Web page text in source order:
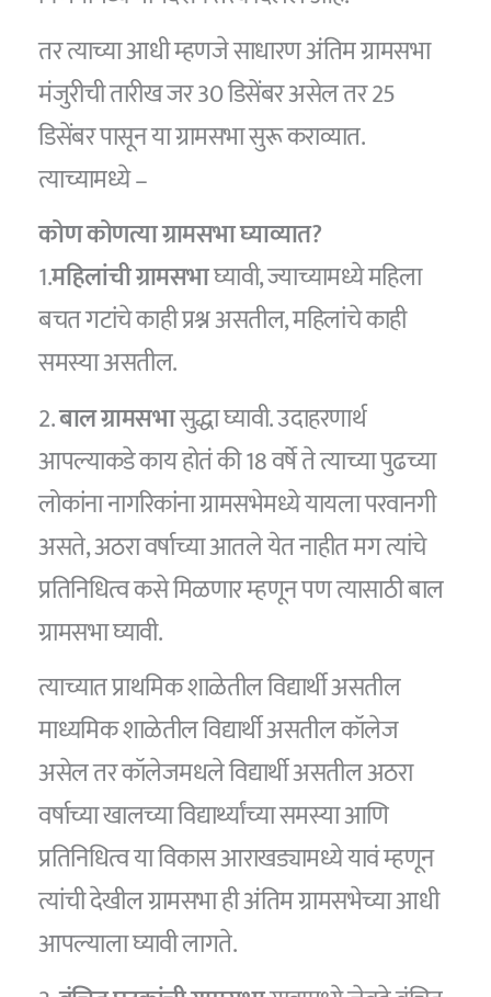
तर त्याच्या आधी म्हणजे साधारण अंतिम ग्रामसभा
मंजुरीची तारीख जर 30 डिसेंबर असेल तर 25
डिसेंबर पासून या ग्रामसभा सुरू कराव्यात.
त्याच्यामध्ये –
कोण कोणत्या ग्रामसभा घ्याव्यात?
1.महिलांची ग्रामसभाघ्यावी, ज्याच्यामध्ये महिला
बचत गटांचे काही प्रश्न असतील, महिलांचे काही
समस्या असतील.
2.बाल ग्रामसभासुद्धा घ्यावी. उदाहरणार्थ
आपल्याकडे काय होतं की 18 वर्षे ते त्याच्या पुढच्या
लोकांना नागरिकांना ग्रामसभेमध्ये यायला परवानगी
असते, अठरा वर्षाच्या आतले येत नाहीत मग त्यांचे
प्रतिनिधित्व कसे मिळणार म्हणून पण त्यासाठी बाल
ग्रामसभा घ्यावी.
त्याच्यात प्राथमिक शाळेतील विद्यार्थी असतील
माध्यमिक शाळेतील विद्यार्थी असतील कॉलेज
असेल तर कॉलेजमधले विद्यार्थी असतील अठरा
वर्षाच्या खालच्या विद्यार्थ्यांच्या समस्या आणि
प्रतिनिधित्व या विकास आराखड्यामध्ये यावं म्हणून
त्यांची देखील ग्रामसभा ही अंतिम ग्रामसभेच्या आधी
आपल्याला घ्यावी लागते.